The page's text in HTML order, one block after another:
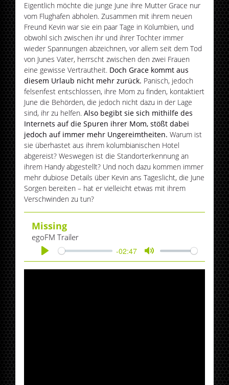
Eigentlich möchte die junge June ihre Mutter Grace nur
vom Flughafen abholen. Zusammen mit ihrem neuen
Freund Kevin war sie ein paar Tage in Kolumbien, und
obwohl sich zwischen ihr und ihrer Tochter immer
wieder Spannungen abzeichnen, vor allem seit dem Tod
von Junes Vater, herrscht zwischen den zwei Frauen
eine gewisse Vertrautheit. Doch Grace kommt aus
diesem Urlaub nicht mehr zurück. Panisch, jedoch
felsenfest entschlossen, ihre Mom zu finden, kontaktiert
June die Behörden, die jedoch nicht dazu in der Lage
sind, ihr zu helfen. Also begibt sie sich mithilfe des
Internets auf die Spuren ihrer Mom, stößt dabei
jedoch auf immer mehr Ungereimtheiten. Warum ist
sie überhastet aus ihrem kolumbianischen Hotel
abgereist? Weswegen ist die Standorterkennung an
ihrem Handy abgestellt? Und noch dazu kommen immer
mehr dubiose Details über Kevin ans Tageslicht, die June
Sorgen bereiten – hat er vielleicht etwas mit ihrem
Verschwinden zu tun?
Missing
egoFM Trailer
Play
-02:47
Mute